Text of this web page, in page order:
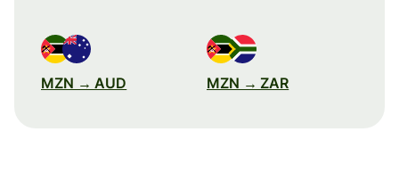
MZN → AUD MZN → ZAR